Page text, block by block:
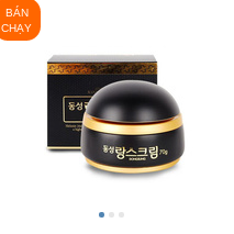
BÁN
CHẠY